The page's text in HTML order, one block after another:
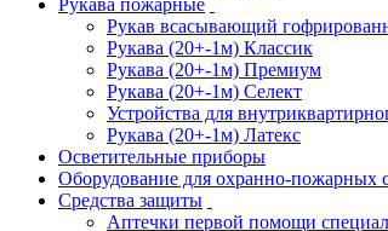
Рукав всасывающий
Рукава (20+-1м) Классик
Рукава (20+-1м) Премиум
Рукава (20+-1м) Селект
Устройства для
Рукава (20+-1м) Латекс
Осветительные приборы
Оборудование для охранно-пожарных
Средства защиты
Аптечки первой помощи